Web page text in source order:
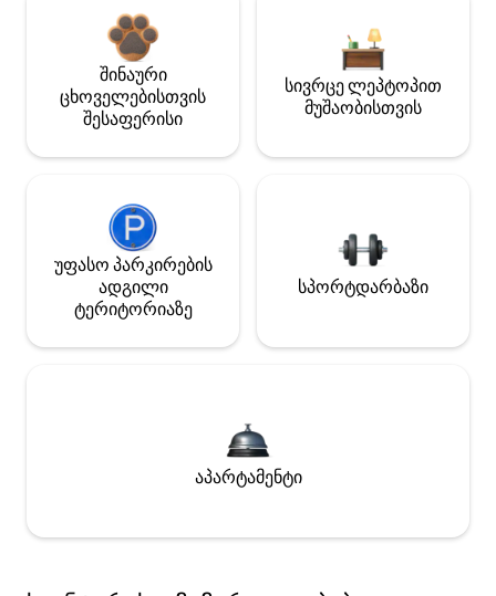
შინაური
ცხოველებისთვის
შესაფერისი
სივრცე ლეპტოპით
მუშაობისთვის
უფასო პარკირების
ადგილი
ტერიტორიაზე
სპორტდარბაზი
აპარტამენტი